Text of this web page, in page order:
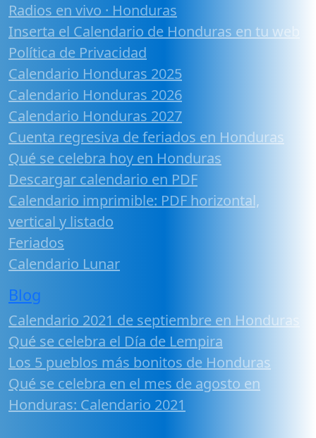
Radios en vivo · Honduras
Inserta el Calendario de Honduras en tu web
Política de Privacidad
Calendario Honduras 2025
Calendario Honduras 2026
Calendario Honduras 2027
Cuenta regresiva de feriados en Honduras
Qué se celebra hoy en Honduras
Descargar calendario en PDF
Calendario imprimible: PDF horizontal,
vertical y listado
Feriados
Calendario Lunar
Blog
Calendario 2021 de septiembre en Honduras
Qué se celebra el Día de Lempira
Los 5 pueblos más bonitos de Honduras
Qué se celebra en el mes de agosto en
Honduras: Calendario 2021